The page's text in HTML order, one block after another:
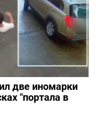
две иномарки
"портала в